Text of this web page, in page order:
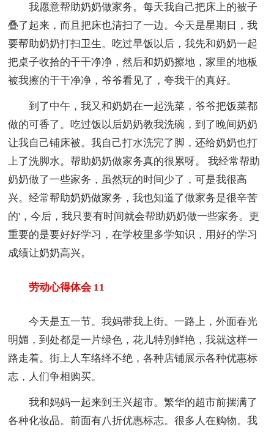
我愿意帮助奶奶做家务。每天我自己把床上的被子
叠了起来，而且把床也清扫了一边。今天是星期日，我
要帮助奶奶打扫卫生。吃过早饭以后，我先和奶奶一起
把桌子收拾的干干净净，然后和奶奶擦地，家里的地板
被我擦的干干净净，爷爷看见了，夸我干的真好。
到了中午，我又和奶奶在一起洗菜，爷爷把饭菜都
做的可香了。吃过饭以后奶奶教我洗碗，到了晚间奶奶
让我自己铺床被。我自己打水洗完了脚，还给奶奶也打
上了洗脚水。帮助奶奶做家务真的很累呀。 我经常帮助
奶奶做了一些家务，虽然玩的时间少了，可是我很高
兴。经常帮助奶奶做家务，我也知道了做家务是很辛苦
的'，今后，我只要有时间就会帮助奶奶做一些家务。更
重要的是要好好学习，在学校里多学知识，用好的学习
成绩让奶奶高兴。
劳动心得体会 11
今天是五一节。我妈带我上街。一路上，外面春光
明媚，到处都是一片绿色，花儿特别鲜艳，我就这样一
路走着。街上人车络绎不绝，各种店铺展示各种优惠标
志，人们争相购买。
我和妈妈一起来到王兴超市。繁华的超市前摆满了
各种化妆品。前面有八折优惠标志。很多人在购物。我